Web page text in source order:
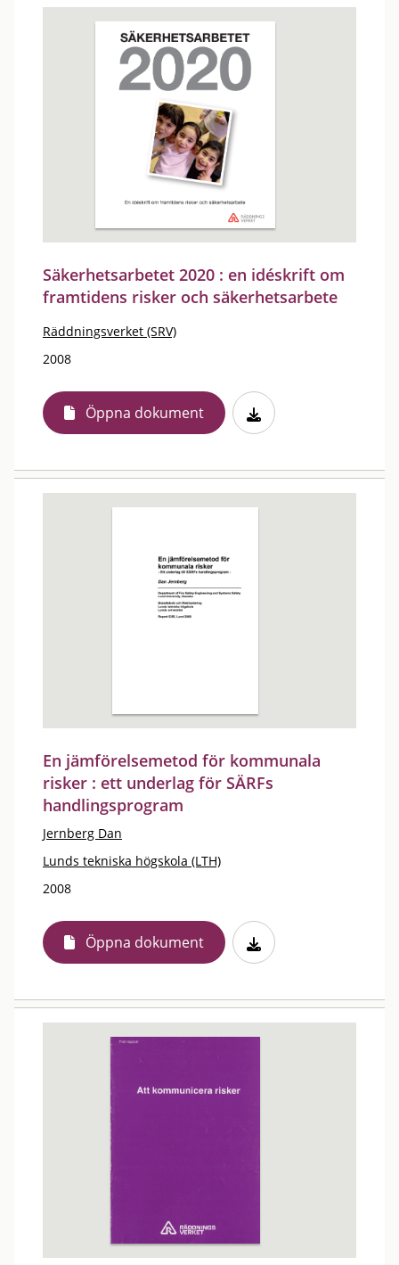
Säkerhetsarbetet 2020 : en idéskrift om
framtidens risker och säkerhetsarbete
Räddningsverket (SRV)
2008
Öppna dokument
En jämförelsemetod för kommunala
risker : ett underlag för SÄRFs
handlingsprogram
Jernberg Dan
Lunds tekniska högskola (LTH)
2008
Öppna dokument